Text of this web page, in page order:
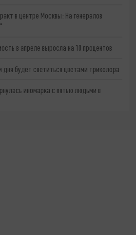
в центре Москвы: На генералов
в апреле выросла на 10 процентов
будет светиться цветами триколора
иномарка с пятью людьми в